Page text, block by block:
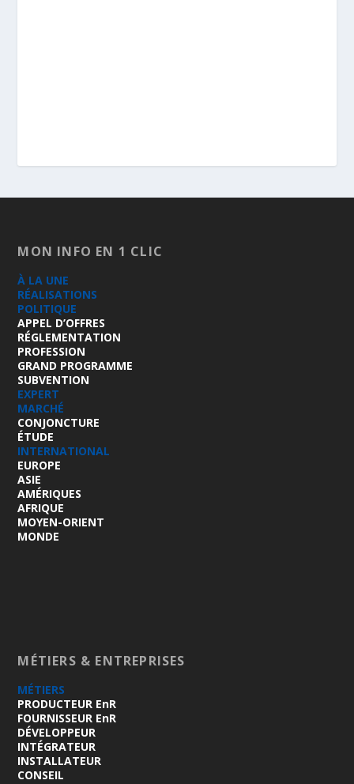
MON INFO EN 1 CLIC
À LA UNE
RÉALISATIONS
POLITIQUE
APPEL D’OFFRES
RÉGLEMENTATION
PROFESSION
GRAND PROGRAMME
SUBVENTION
EXPERT
MARCHÉ
CONJONCTURE
ÉTUDE
INTERNATIONAL
EUROPE
ASIE
AMÉRIQUES
AFRIQUE
MOYEN-ORIENT
MONDE
MÉTIERS & ENTREPRISES
MÉTIERS
PRODUCTEUR EnR
FOURNISSEUR EnR
DÉVELOPPEUR
INTÉGRATEUR
INSTALLATEUR
CONSEIL